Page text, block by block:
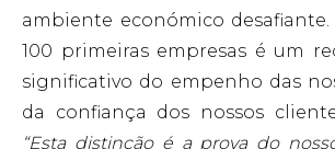
ambiente económico desafiante.
100 primeiras empresas é um
significativo do empenho das
da confiança dos nossos
“Esta distinção é a prova do